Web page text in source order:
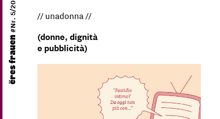
ëres frauen
#Nr. 5/2022
// unadonna //
(donne, dignità
e pubblicità)